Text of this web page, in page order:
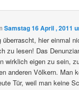
Samstag 16 April , 2011
überrascht, hier einmal
zu lesen! Das
wirklich eigen zu sein,
anderen Völkern. Man
Tür, weil man keine